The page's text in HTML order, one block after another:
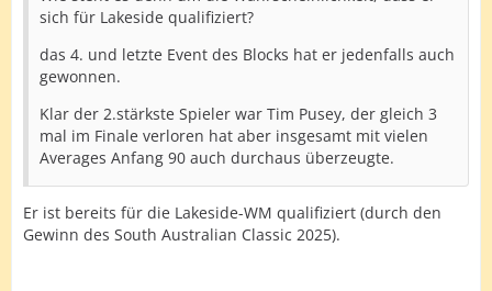
sich für Lakeside qualifiziert?
das 4. und letzte Event des Blocks hat er jedenfalls auch
gewonnen.
Klar der 2.stärkste Spieler war Tim Pusey, der gleich 3
mal im Finale verloren hat aber insgesamt mit vielen
Averages Anfang 90 auch durchaus überzeugte.
Er ist bereits für die Lakeside-WM qualifiziert (durch den
Gewinn des South Australian Classic 2025).